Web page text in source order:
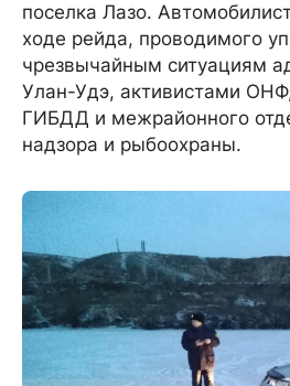
поселка Лазо.
ходе рейда, проводимого
чрезвычайным ситуациям
Улан-Удэ, активистами
ГИБДД и межрайонного
надзора и рыбоохраны.